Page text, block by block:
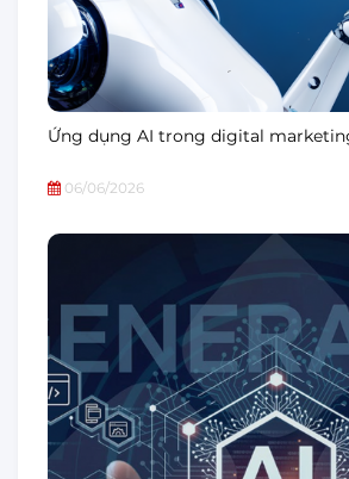
Ứng dụng AI trong digital
06/06/2026